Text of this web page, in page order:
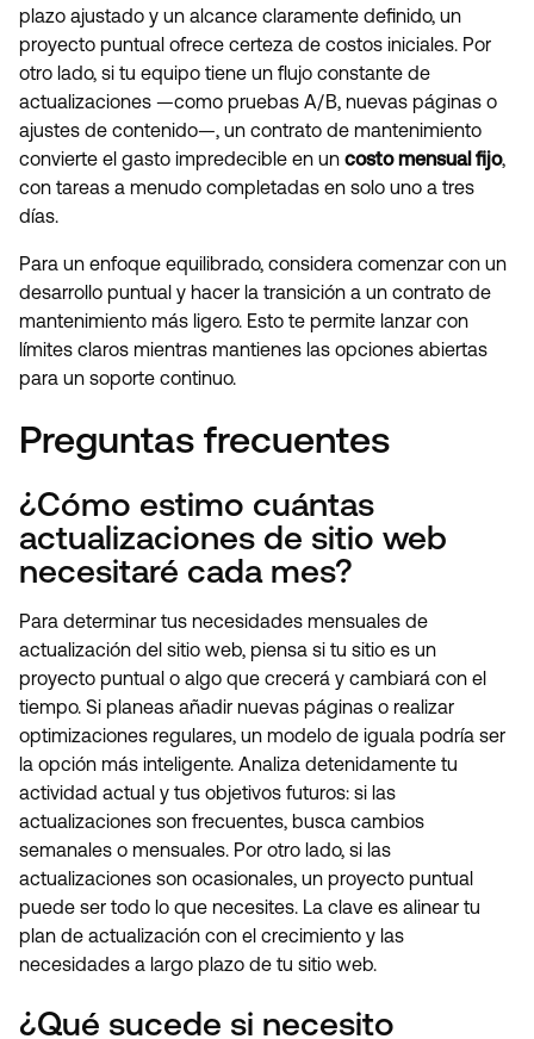
plazo ajustado y un alcance claramente definido, un
proyecto puntual ofrece certeza de costos iniciales. Por
otro lado, si tu equipo tiene un flujo constante de
actualizaciones —como pruebas A/B, nuevas páginas o
ajustes de contenido—, un contrato de mantenimiento
convierte el gasto impredecible en un costo mensual fijo,
con tareas a menudo completadas en solo uno a tres
días.
Para un enfoque equilibrado, considera comenzar con un
desarrollo puntual y hacer la transición a un contrato de
mantenimiento más ligero. Esto te permite lanzar con
límites claros mientras mantienes las opciones abiertas
para un soporte continuo.
Preguntas frecuentes
¿Cómo estimo cuántas
actualizaciones de sitio web
necesitaré cada mes?
Para determinar tus necesidades mensuales de
actualización del sitio web, piensa si tu sitio es un
proyecto puntual o algo que crecerá y cambiará con el
tiempo. Si planeas añadir nuevas páginas o realizar
optimizaciones regulares, un modelo de iguala podría ser
la opción más inteligente. Analiza detenidamente tu
actividad actual y tus objetivos futuros: si las
actualizaciones son frecuentes, busca cambios
semanales o mensuales. Por otro lado, si las
actualizaciones son ocasionales, un proyecto puntual
puede ser todo lo que necesites. La clave es alinear tu
plan de actualización con el crecimiento y las
necesidades a largo plazo de tu sitio web.
¿Qué sucede si necesito